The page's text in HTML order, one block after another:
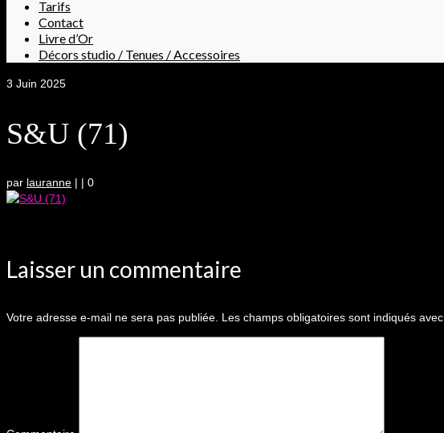
Tarifs
Contact
Livre d’Or
Décors studio / Tenues / Accessoires
3 Juin 2025
S&U (71)
par lauranne | | 0
Laisser un commentaire
Votre adresse e-mail ne sera pas publiée. Les champs obligatoires sont indiqués avec